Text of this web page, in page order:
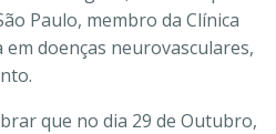
Paulo, membro da Clínica
doenças neurovasculares,
que no dia 29 de Outubro,